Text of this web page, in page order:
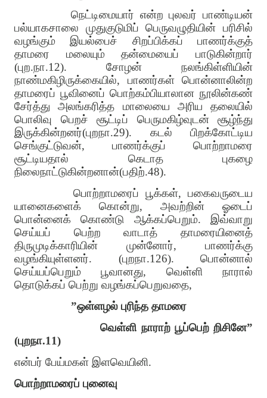
நெட்டிமையார் என்ற புலவர் பாண்டியன்
பல்யாகசாலை முதுகுடுமிப் பெருவழுதியின் பரிசில்
வழங்கும் இயல்பைச் சிறப்பிக்கப் பாணர்க்குத்
தாமரை மலையும் தன்மையைப் பாடுகின்றார்
(புற.நா.12). சோழன் நலங்கிள்ளியின்
நாண்மகிழிருக்கையில், பாணர்கள் பொன்னாலின்ற
தாமரைப் பூவினைப் பொற்கம்பியாலான நூலின்கண்
சேர்த்து அலங்கரித்த மாலையை அரிய தலையில்
பொலிவு பெறச் சூட்டிப் பெருமகிழ்வுடன் சூழ்ந்து
இருக்கின்றனர்(புறநா.29). கடல் பிறக்கோட்டிய
செங்குட்டுவன், பாணர்க்குப் பொற்றாமரை
சூட்டியதால் கெடாத புகழை
நிலைநாட்டுகின்றனான்(பதிற்.48).
பொற்றாமரைப் பூக்கள், பகைவருடைய
யானைகளைக் கொன்று, அவற்றின் ஓடைப்
பொன்னைக் கொண்டு ஆக்கப்பெறும். இவ்வாறு
செய்யப் பெற்ற வாடாத் தாமரையினைத்
திருமுடிக்காரியின் முன்னோர், பாணர்க்கு
வழங்கியுள்ளனர். (புறநா.126). பொன்னால்
செய்யப்பெறும் பூவானது, வெள்ளி நாரால்
தொடுக்கப் பெற்று வழங்கப்பெறுவதை,
”ஒள்ளழல் புரிந்த தாமரை
வெள்ளி நாராற் பூப்பெற் றிசினே”
(புறநா.11)
என்பர் பேய்மகள் இளவெயினி.
பொற்றாமரைப் புனைவு